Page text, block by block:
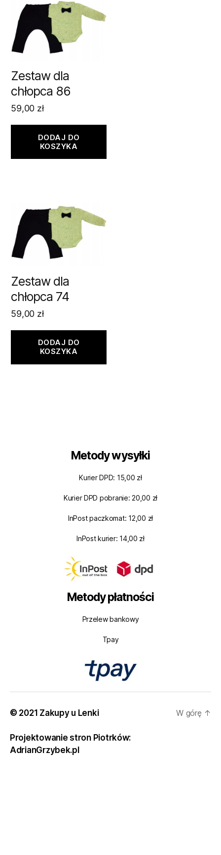
Zestaw dla
chłopca 86
59,00 zł
DODAJ DO
KOSZYKA
Zestaw dla
chłopca 74
59,00 zł
DODAJ DO
KOSZYKA
Metody wysyłki
Kurier DPD: 15,00 zł
Kurier DPD pobranie: 20,00 zł
InPost paczkomat: 12,00 zł
InPost kurier: 14,00 zł
Metody płatności
Przelew bankowy
Tpay
© 2021 Zakupy u Lenki
Projektowanie stron Piotrków:
AdrianGrzybek.pl
W górę ↑